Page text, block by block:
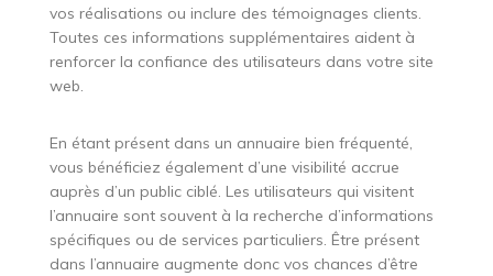
vos réalisations ou inclure des témoignages clients.
Toutes ces informations supplémentaires aident à
renforcer la confiance des utilisateurs dans votre site
web.
En étant présent dans un annuaire bien fréquenté,
vous bénéficiez également d’une visibilité accrue
auprès d’un public ciblé. Les utilisateurs qui visitent
l’annuaire sont souvent à la recherche d’informations
spécifiques ou de services particuliers. Être présent
dans l’annuaire augmente donc vos chances d’être